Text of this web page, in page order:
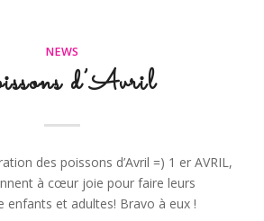
NEWS
d’Avril
des poissons d’Avril =) 1 er AVRIL,
à cœur joie pour faire leurs
enfants et adultes! Bravo à eux !